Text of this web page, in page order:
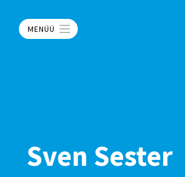
MENÜÜ
Sven Sester